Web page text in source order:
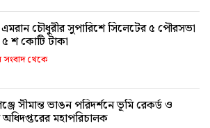
চৌধুরীর সুপারিশে সিলেটের ৫ পৌরসভা
৫ শ কোটি টাকা
সংবাদ থেকে
সীমান্ত ভাঙন পরিদর্শনে ভূমি রেকর্ড ও
মহাপরিচালক